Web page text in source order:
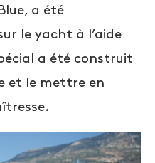
a été
le yacht à l’aide
a été construit
et le mettre en